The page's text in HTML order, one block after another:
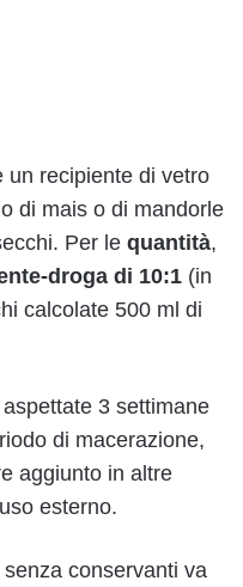
un recipiente di vetro
di mais o di mandorle
Per le quantità,
droga di 10:1 (in
calcolate 500 ml di
3 settimane
di macerazione,
aggiunto in altre
esterno.
conservanti va